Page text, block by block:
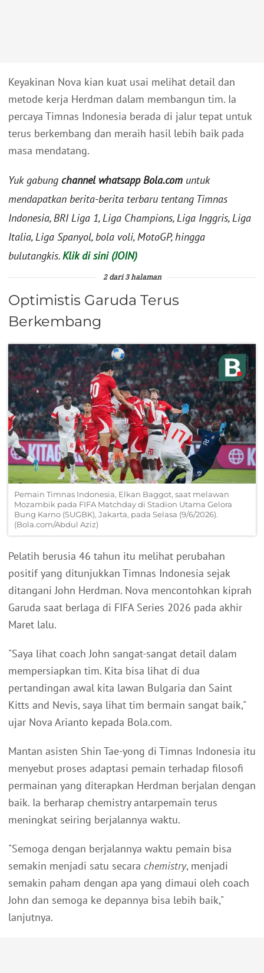
Keyakinan Nova kian kuat usai melihat detail dan
metode kerja Herdman dalam membangun tim. Ia
percaya Timnas Indonesia berada di jalur tepat untuk
terus berkembang dan meraih hasil lebih baik pada
masa mendatang.
Yuk gabung channel whatsapp Bola.com untuk
mendapatkan berita-berita terbaru tentang Timnas
Indonesia, BRI Liga 1, Liga Champions, Liga Inggris, Liga
Italia, Liga Spanyol, bola voli, MotoGP, hingga
bulutangkis.Klik di sini (JOIN)
2 dari 3 halaman
Optimistis Garuda Terus
Berkembang
Pemain Timnas Indonesia, Elkan Baggot, saat melawan
Mozambik pada FIFA Matchday di Stadion Utama Gelora
Bung Karno (SUGBK), Jakarta, pada Selasa (9/6/2026).
(Bola.com/Abdul Aziz)
Pelatih berusia 46 tahun itu melihat perubahan
positif yang ditunjukkan Timnas Indonesia sejak
ditangani John Herdman. Nova mencontohkan kiprah
Garuda saat berlaga di FIFA Series 2026 pada akhir
Maret lalu.
"Saya lihat coach John sangat-sangat detail dalam
mempersiapkan tim. Kita bisa lihat di dua
pertandingan awal kita lawan Bulgaria dan Saint
Kitts and Nevis, saya lihat tim bermain sangat baik,"
ujar Nova Arianto kepada Bola.com.
Mantan asisten Shin Tae-yong di Timnas Indonesia itu
menyebut proses adaptasi pemain terhadap filosofi
permainan yang diterapkan Herdman berjalan dengan
baik. Ia berharap chemistry antarpemain terus
meningkat seiring berjalannya waktu.
"Semoga dengan berjalannya waktu pemain bisa
semakin menjadi satu secara chemistry, menjadi
semakin paham dengan apa yang dimaui oleh coach
John dan semoga ke depannya bisa lebih baik,"
lanjutnya.